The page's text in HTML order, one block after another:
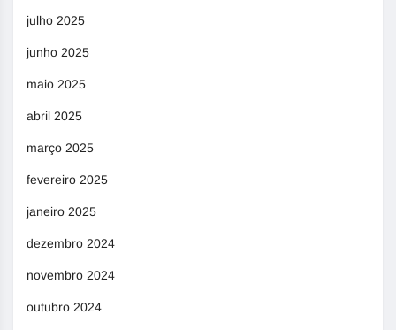
julho 2025
junho 2025
maio 2025
abril 2025
março 2025
fevereiro 2025
janeiro 2025
dezembro 2024
novembro 2024
outubro 2024